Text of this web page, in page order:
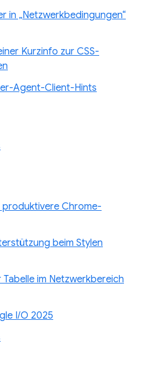
in „Netzwerkbedingungen“
Kurzinfo zur CSS-
Agent-Client-Hints
produktivere Chrome-
beim Stylen
im Netzwerkbereich
I/O 2025